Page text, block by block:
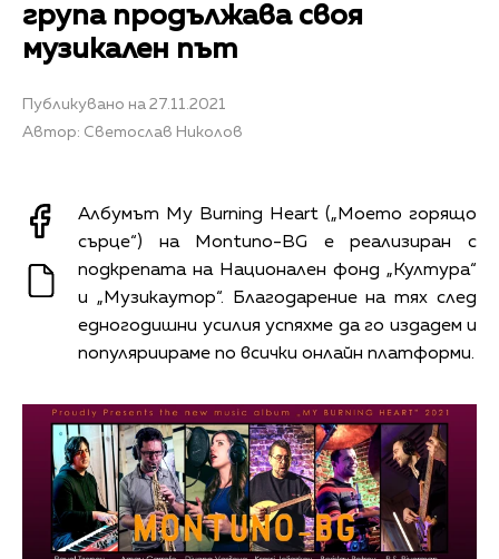
група продължава своя
музикален път
Публикувано на 27.11.2021
Автор: Светослав Николов
Албумът My Burning Heart („Моето горящо
сърце“) на Montuno-BG е реализиран с
подкрепата на Национален фонд „Култура“
и „Музикаутор“. Благодарение на тях след
едногодишни усилия успяхме да го издадем и
популяриираме по всички онлайн платформи.